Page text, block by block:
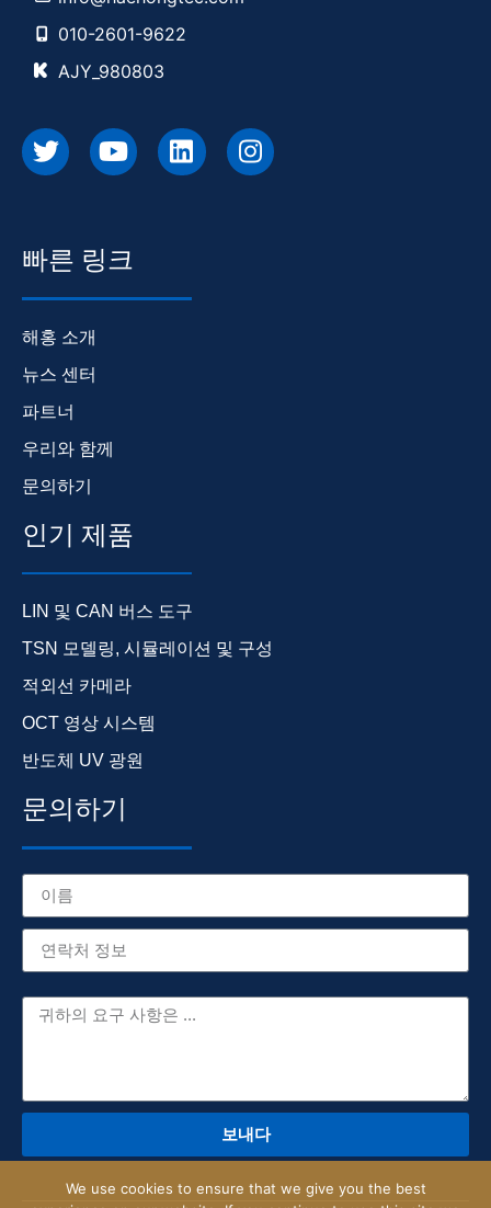
010-2601-9622
AJY_980803
빠른 링크
해홍 소개
뉴스 센터
파트너
우리와 함께
문의하기
인기 제품
LIN 및 CAN 버스 도구
TSN 모델링, 시뮬레이션 및 구성
적외선 카메라
OCT 영상 시스템
반도체 UV 광원
문의하기
보내다
We use cookies to ensure that we give you the best